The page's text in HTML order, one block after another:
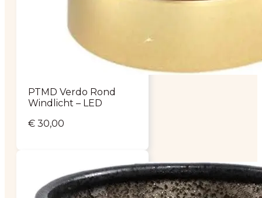
PTMD Verdo Rond
Windlicht – LED
€ 30,00